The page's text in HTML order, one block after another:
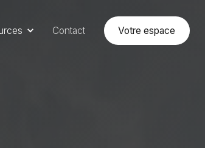
Contact Votre espace